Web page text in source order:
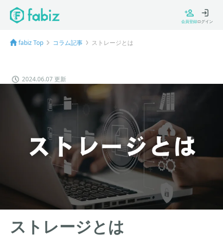
会員登録ログイン
fabiz Top コラム記事 ストレージとは
2024.06.07 更新
ストレージとは